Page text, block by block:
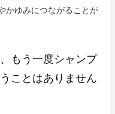
かゆみにつながることが
もう一度シャンプ
ことはありません